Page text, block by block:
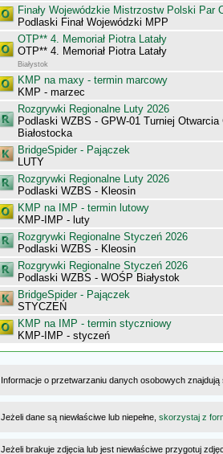
Finały Wojewódzkie Mistrzostw Polski Par
Podlaski Finał Wojewódzki MPP
OTP** 4. Memoriał Piotra Latały
OTP** 4. Memoriał Piotra Latały
Białystok
KMP na maxy - termin marcowy
KMP - marzec
Rozgrywki Regionalne Luty 2026
Podlaski WZBS - GPW-01 Turniej Otwarcia
Białostocka
BridgeSpider - Pajączek
LUTY
Rozgrywki Regionalne Luty 2026
Podlaski WZBS - Kleosin
KMP na IMP - termin lutowy
KMP-IMP - luty
Rozgrywki Regionalne Styczeń 2026
Podlaski WZBS - Kleosin
Rozgrywki Regionalne Styczeń 2026
Podlaski WZBS - WOŚP Białystok
BridgeSpider - Pajączek
STYCZEŃ
KMP na IMP - termin styczniowy
KMP-IMP - styczeń
Informacje o przetwarzaniu danych osobowych
Jeżeli dane są niewłaściwe lub niepełne, skorzystaj z
Jeżeli brakuje zdjęcia lub jest niewłaściwe przygotuj